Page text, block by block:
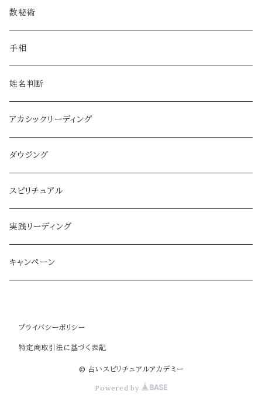
数秘術
手相
姓名判断
アカシックリーディング
ダウジング
スピリチュアル
実践リーディング
キャンペーン
プライバシーポリシー
特定商取引法に基づく表記
© 占いスピリチュアルアカデミー
Powered by